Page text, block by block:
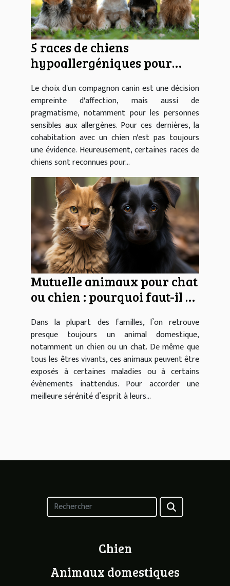
5 races de chiens
hypoallergéniques pour
Le choix d'un compagnon canin est une décision
empreinte d'affection, mais aussi de
pragmatisme, notamment pour les personnes
sensibles aux allergènes. Pour ces dernières, la
cohabitation avec un chien n'est pas toujours
une évidence. Heureusement, certaines races de
chiens sont reconnues pour...
Mutuelle animaux pour chat
ou chien : pourquoi faut-il y
Dans la plupart des familles, l’on retrouve
presque toujours un animal domestique,
notamment un chien ou un chat. De même que
tous les êtres vivants, ces animaux peuvent être
exposés à certaines maladies ou à certains
évènements inattendus. Pour accorder une
meilleure sérénité d’esprit à leurs...
Chien
Animaux domestiques